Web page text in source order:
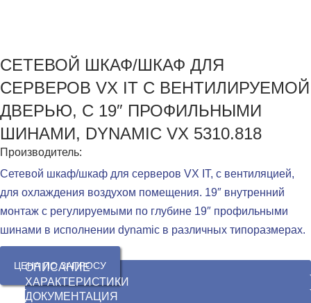
СЕТЕВОЙ ШКАФ/ШКАФ ДЛЯ
СЕРВЕРОВ VX IT С ВЕНТИЛИРУЕМОЙ
ДВЕРЬЮ, С 19″ ПРОФИЛЬНЫМИ
ШИНАМИ, DYNAMIC VX 5310.818
Производитель:
Сетевой шкаф/шкаф для серверов VX IT, с вентиляцией,
для охлаждения воздухом помещения. 19″ внутренний
монтаж с регулируемыми по глубине 19″ профильными
шинами в исполнении dynamic в различных типоразмерах.
ЦЕНА ПО ЗАПРОСУ
ОПИСАНИЕ
ХАРАКТЕРИСТИКИ
ДОКУМЕНТАЦИЯ